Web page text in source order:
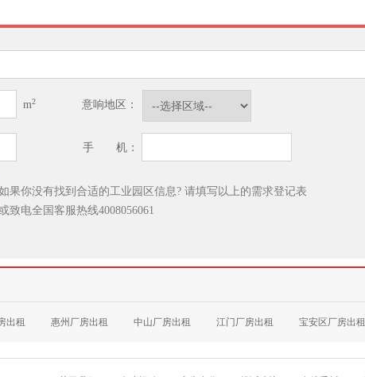
m2 意响地区：
手 机：
果你没有找到合适的工业园区信息? 请填写以上的需求登记表
致电全国客服热线4008056061
出租 惠州厂房出租 中山厂房出租 江门厂房出租 宝安区厂房出租